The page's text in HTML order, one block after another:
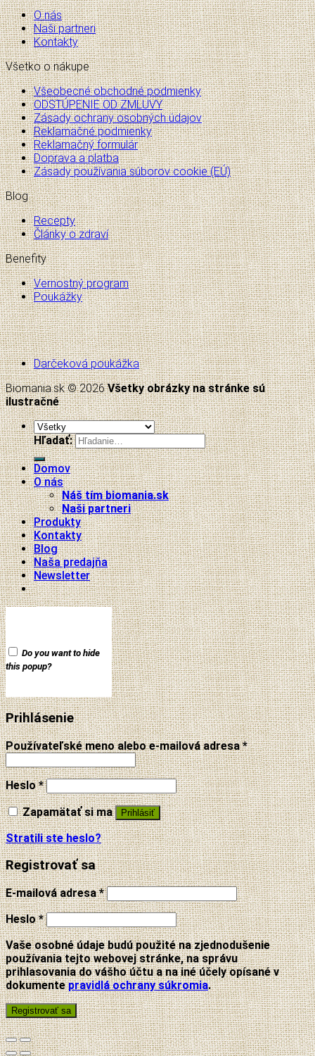
O nás
Naši partneri
Kontakty
Všetko o nákupe
Všeobecné obchodné podmienky
ODSTÚPENIE OD ZMLUVY
Zásady ochrany osobných údajov
Reklamačné podmienky
Reklamačný formulár
Doprava a platba
Zásady používania súborov cookie (EÚ)
Blog
Recepty
Články o zdraví
Benefity
Vernostný program
Poukážky
Darčeková poukážka
Biomania.sk © 2026Všetky obrázky na stránke sú
ilustračné
Hľadať:
Domov
O nás
Náš tím biomania.sk
Naši partneri
Produkty
Kontakty
Blog
Naša predajňa
Newsletter
Do you want to hide
this popup?
Prihlásenie
Používateľské meno alebo e-mailová adresa*
Heslo*
Zapamätať si ma
Prihlásiť
Stratili ste heslo?
Registrovať sa
E-mailová adresa*
Heslo*
Vaše osobné údaje budú použité na zjednodušenie
používania tejto webovej stránke, na správu
prihlasovania do vášho účtu a na iné účely opísané v
dokumentepravidlá ochrany súkromia.
Registrovať sa